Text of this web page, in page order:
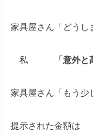
家具屋さん「どうし
私 「意外
家具屋さん「もう少
提示された金額は